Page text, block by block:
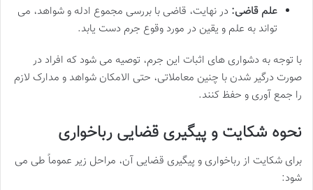
علم قاضی: در نهایت، قاضی با بررسی مجموع ادله و شواهد، می
تواند به علم و یقین در مورد وقوع جرم دست یابد.
با توجه به دشواری های اثبات این جرم، توصیه می شود که افراد در
صورت درگیر شدن با چنین معاملاتی، حتی الامکان شواهد و مدارک لازم
را جمع آوری و حفظ کنند.
نحوه شکایت و پیگیری قضایی رباخواری
برای شکایت از رباخواری و پیگیری قضایی آن، مراحل زیر عموماً طی می
شود: